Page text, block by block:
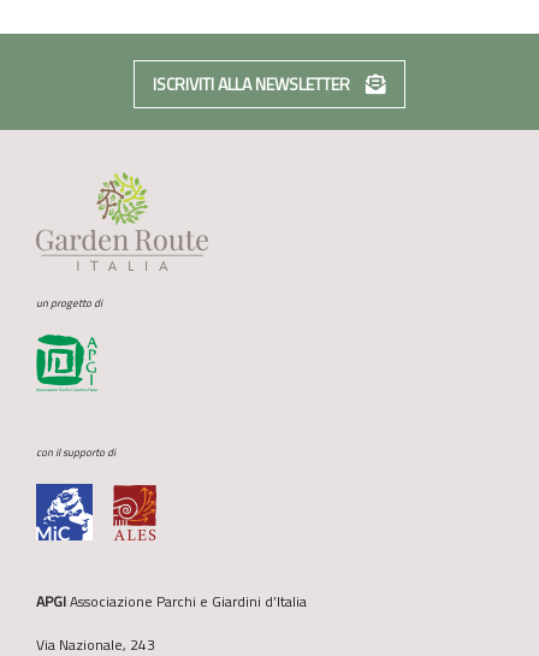
ISCRIVITI ALLA NEWSLETTER
un progetto di
con il supporto di
APGIAssociazione Parchi e Giardini d’Italia
Via Nazionale, 243